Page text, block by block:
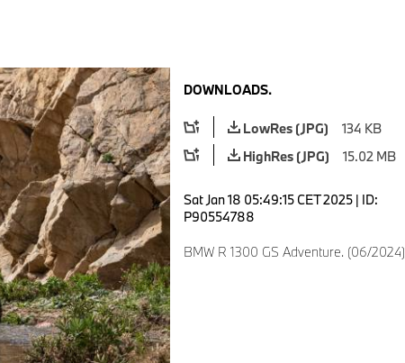
DOWNLOADS.
LowRes (JPG)
134 KB
HighRes (JPG)
15.02 MB
Sat Jan 18 05:49:15 CET 2025 | ID:
P90554788
BMW R 1300 GS Adventure. (06/2024)